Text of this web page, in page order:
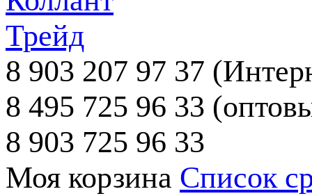
8 903 207 97 37
8 495 725 96 33
8 903 725 96 33
Моя корзина Список